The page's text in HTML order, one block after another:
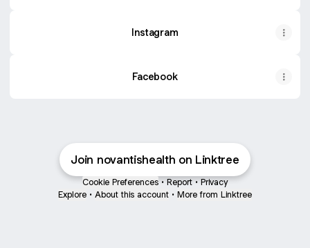
Instagram
Facebook
Join novantishealth on Linktree
Cookie Preferences • Report • Privacy
Explore • About this account • More from Linktree